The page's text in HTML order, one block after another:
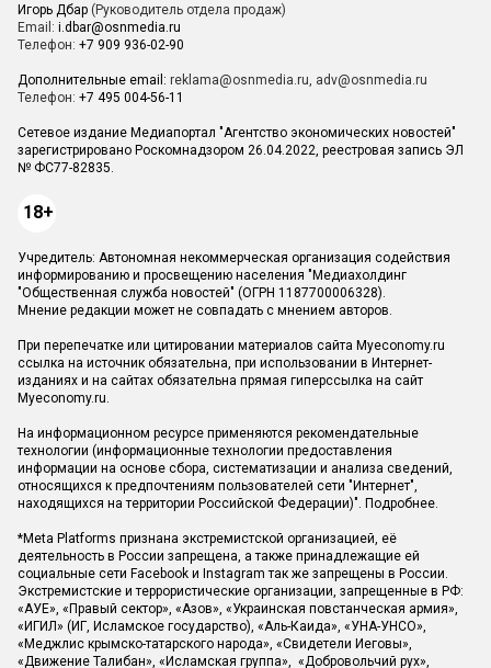
Игорь Дбар (Руководитель отдела продаж)
Email: i.dbar@osnmedia.ru
Телефон: +7 909 936-02-90
Дополнительные email: reklama@osnmedia.ru, adv@osnmedia.ru
Телефон: +7 495 004-56-11
Сетевое издание Медиапортал "Агентство экономических новостей"
зарегистрировано Роскомнадзором 26.04.2022, реестровая запись ЭЛ
№ ФС77-82835.
18+
Учредитель: Автономная некоммерческая организация содействия
информированию и просвещению населения "Медиахолдинг
"Общественная служба новостей" (ОГРН 1187700006328).
Мнение редакции может не совпадать с мнением авторов.
При перепечатке или цитировании материалов сайта Myeconomy.ru
ссылка на источник обязательна, при использовании в Интернет-
изданиях и на сайтах обязательна прямая гиперссылка на сайт
Myeconomy.ru.
На информационном ресурсе применяются рекомендательные
технологии (информационные технологии предоставления
информации на основе сбора, систематизации и анализа сведений,
относящихся к предпочтениям пользователей сети "Интернет",
находящихся на территории Российской Федерации)". Подробнее.
*Meta Platforms признана экстремистской организацией, её
деятельность в России запрещена, а также принадлежащие ей
социальные сети Facebook и Instagram так же запрещены в России.
Экстремистские и террористические организации, запрещенные в РФ:
«АУЕ», «Правый сектор», «Азов», «Украинская повстанческая армия»,
«ИГИЛ» (ИГ, Исламское государство), «Аль-Каида», «УНА-УНСО»,
«Меджлис крымско-татарского народа», «Свидетели Иеговы»,
«Движение Талибан», «Исламская группа», «Добровольчий рух»,